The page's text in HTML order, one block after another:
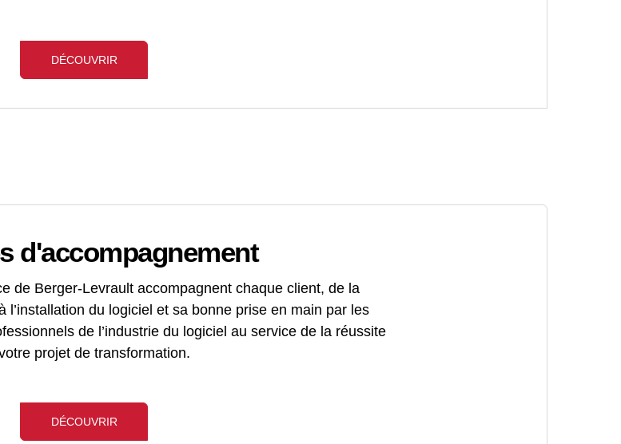
DÉCOUVRIR
d'accompagnement
de Berger-Levrault accompagnent chaque client, de la
l’installation du logiciel et sa bonne prise en main par les
de l’industrie du logiciel au service de la réussite
projet de transformation.
DÉCOUVRIR